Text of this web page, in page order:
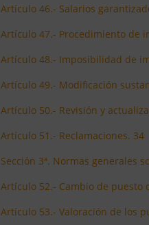
Artículo 46.- Salarios
Artículo 47.- Procedimiento de
Artículo 48.- Imposibilidad de
Artículo 49.- Modificación
Artículo 50.- Revisión y
Artículo 51.- Reclamaciones. 34
Sección 3ª. Normas generales
Artículo 52.- Cambio de puesto
Artículo 53.- Valoración de los